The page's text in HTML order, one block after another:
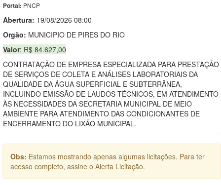
Portal: PNCP
Abertura: 19/08/2026 08:00
Orgão: MUNICIPIO DE PIRES DO RIO
Valor: R$ 84.627,00
CONTRATAÇÃO DE EMPRESA ESPECIALIZADA PARA PRESTAÇÃO
DE SERVIÇOS DE COLETA E ANÁLISES LABORATORIAIS DA
QUALIDADE DA ÁGUA SUPERFICIAL E SUBTERRÂNEA,
INCLUINDO EMISSÃO DE LAUDOS TÉCNICOS, EM ATENDIMENTO
ÀS NECESSIDADES DA SECRETARIA MUNICIPAL DE MEIO
AMBIENTE PARA ATENDIMENTO DAS CONDICIONANTES DE
ENCERRAMENTO DO LIXÃO MUNICIPAL.
Obs: Estamos mostrando apenas algumas licitações. Para ter
acesso completo, assine o Alerta Licitação.